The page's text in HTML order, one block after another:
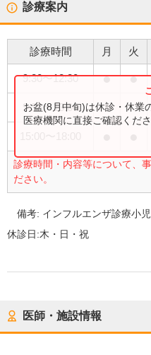
診療案内
診療時間 月 火
9:30〜12:30 ● ●
9:30〜13:00
診療時間・内容等について、
ださい。
お盆(8月中旬)は休診・休業
医療機関に直接ご確認くださ
備考: インフルエンザ診療小
休診日:木・日・祝
医師・施設情報